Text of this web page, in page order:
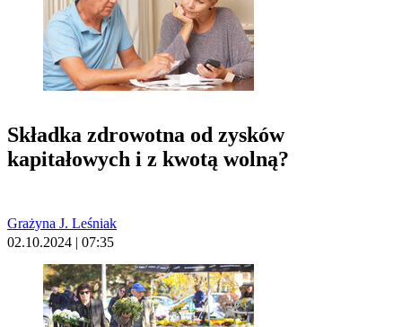
Składka zdrowotna od zysków
kapitałowych i z kwotą wolną?
Grażyna J. Leśniak
02.10.2024 | 07:35